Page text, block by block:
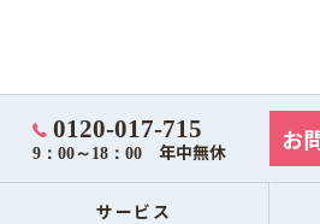
0120-017-715
9：00～18：00 年中無休 お
サービス